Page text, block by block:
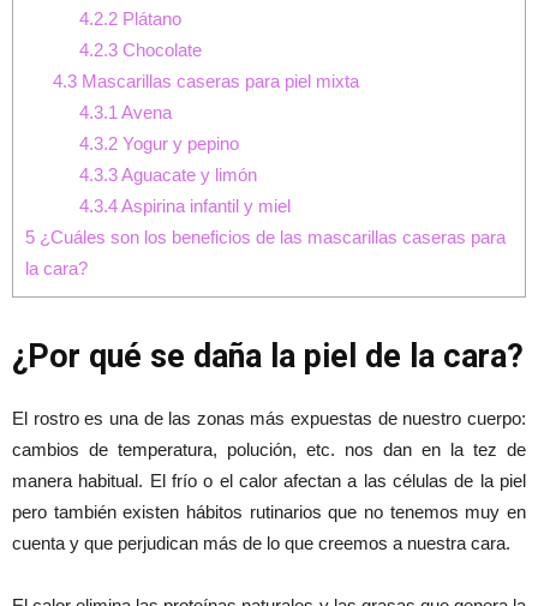
4.2.2 Plátano
4.2.3 Chocolate
4.3Mascarillas caseras para piel mixta
4.3.1 Avena
4.3.2 Yogur y pepino
4.3.3Aguacate y limón
4.3.4Aspirina infantil y miel
5 ¿Cuáles son los beneficios de las mascarillas caseras para
la cara?
¿Por qué se daña la piel de la cara?
El rostro es una de las zonas más expuestas de nuestro cuerpo:
cambios de temperatura, polución, etc. nos dan en la tez de
manera habitual. El frío o el calor afectan a las células de la piel
pero también existen hábitos rutinarios que no tenemos muy en
cuenta y que perjudican más de lo que creemos a nuestra cara.